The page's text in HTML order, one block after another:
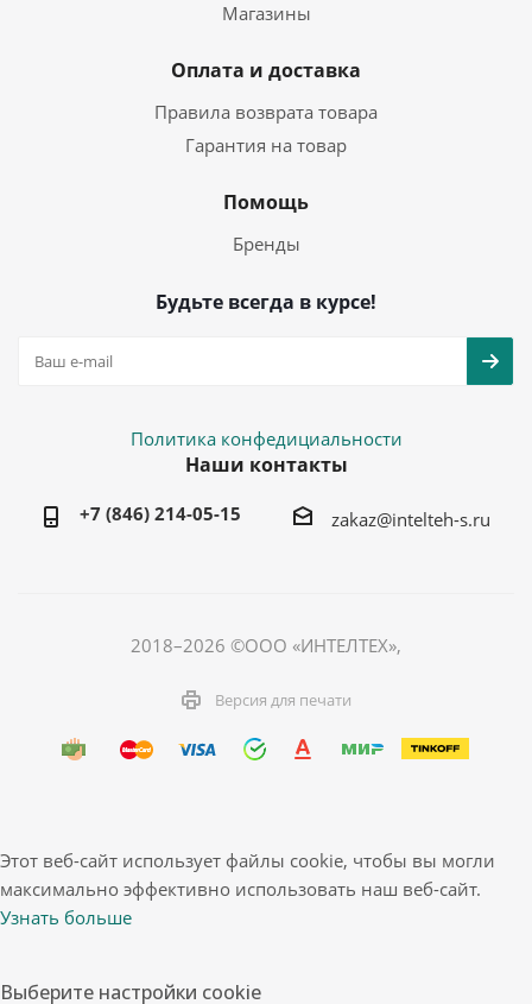
Магазины
Оплата и доставка
Правила возврата товара
Гарантия на товар
Помощь
Бренды
Будьте всегда в курсе!
Политика конфедициальности
Наши контакты
+7 (846) 214-05-15 zakaz@intelteh-s.ru
2018–2026 ©ООО «ИНТЕЛТЕХ»,
Версия для печати
Этот веб-сайт использует файлы cookie, чтобы вы могли
максимально эффективно использовать наш веб-сайт.
Узнать больше
Выберите настройки cookie